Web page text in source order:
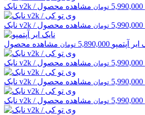
نایک 5,990,000 تومان مشاهده محصول
نایک 5,990,000 تومان مشاهده محصول
ایر آپتمپو 5,890,000 تومان مشاهده محصول
نایک 5,990,000 تومان مشاهده محصول
نایک 5,990,000 تومان مشاهده محصول
نایک 5,990,000 تومان مشاهده محصول